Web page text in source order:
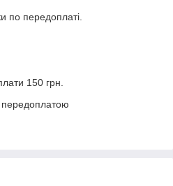
по передоплаті.
150 грн.